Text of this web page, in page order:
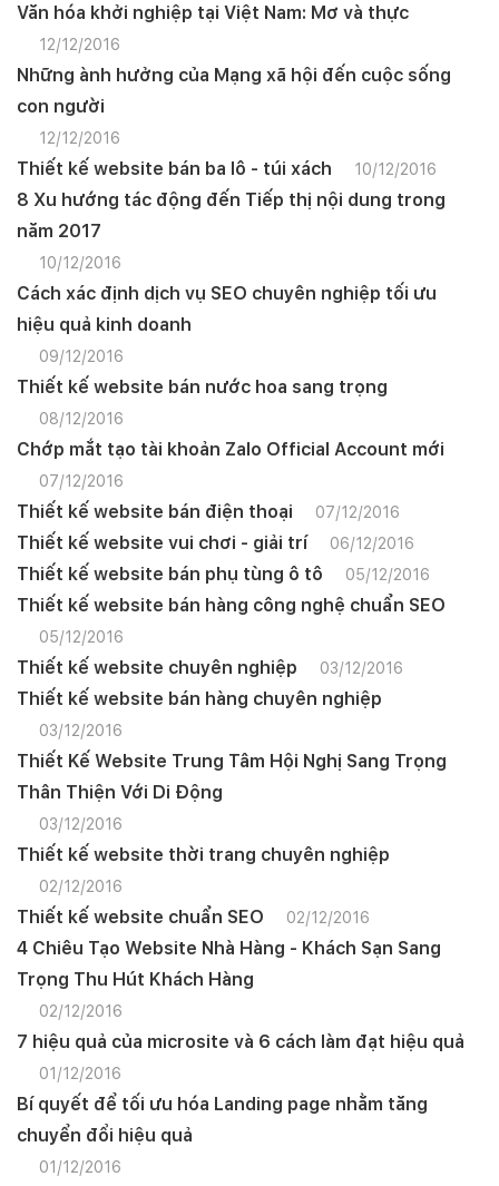
Văn hóa khởi nghiệp tại Việt Nam: Mơ và thực
12/12/2016
Những ành hưởng của Mạng xã hội đến cuộc sống
con người
12/12/2016
Thiết kế website bán ba lô - túi xách 10/12/2016
8 Xu hướng tác động đến Tiếp thị nội dung trong
năm 2017
10/12/2016
Cách xác định dịch vụ SEO chuyên nghiệp tối ưu
hiệu quả kinh doanh
09/12/2016
Thiết kế website bán nước hoa sang trọng
08/12/2016
Chớp mắt tạo tài khoản Zalo Official Account mới
07/12/2016
Thiết kế website bán điện thoại 07/12/2016
Thiết kế website vui chơi - giải trí 06/12/2016
Thiết kế website bán phụ tùng ô tô 05/12/2016
Thiết kế website bán hàng công nghệ chuẩn SEO
05/12/2016
Thiết kế website chuyên nghiệp 03/12/2016
Thiết kế website bán hàng chuyên nghiệp
03/12/2016
Thiết Kế Website Trung Tâm Hội Nghị Sang Trọng
Thân Thiện Với Di Động
03/12/2016
Thiết kế website thời trang chuyên nghiệp
02/12/2016
Thiết kế website chuẩn SEO 02/12/2016
4 Chiêu Tạo Website Nhà Hàng - Khách Sạn Sang
Trọng Thu Hút Khách Hàng
02/12/2016
7 hiệu quả của microsite và 6 cách làm đạt hiệu quả
01/12/2016
Bí quyết để tối ưu hóa Landing page nhằm tăng
chuyển đổi hiệu quả
01/12/2016